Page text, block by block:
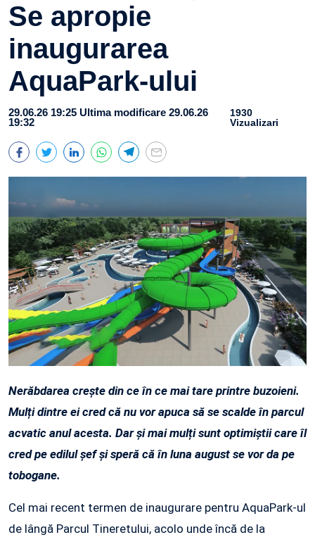
Se apropie
inaugurarea
AquaPark-ului
29.06.26 19:25 Ultima modificare 29.06.26
19:32
1930
Vizualizari
Nerăbdarea crește din ce în ce mai tare printre buzoieni.
Mulți dintre ei cred că nu vor apuca să se scalde în parcul
acvatic anul acesta. Dar și mai mulți sunt optimiștii care îl
cred pe edilul șef și speră că în luna august se vor da pe
tobogane.
Cel mai recent termen de inaugurare pentru AquaPark-ul
de lângă Parcul Tineretului, acolo unde încă de la